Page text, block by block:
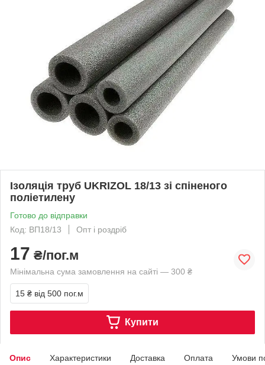
Ізоляція труб UKRIZOL 18/13 зі спіненого
поліетилену
Готово до відправки
Код: ВП18/13
Опт і роздріб
17 ₴/пог.м
Мінімальна сума замовлення на сайті — 300 ₴
15 ₴ від 500 пог.м
Купити
Опис Характеристики Доставка Оплата Умови